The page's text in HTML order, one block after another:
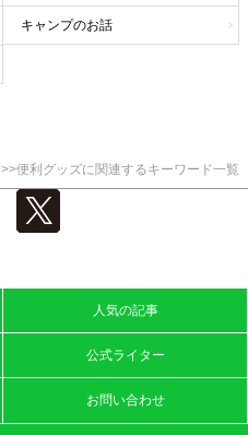
キャンプのお話
>>便利グッズに関連するキーワード一覧
人気の記事
公式ライター
お問い合わせ